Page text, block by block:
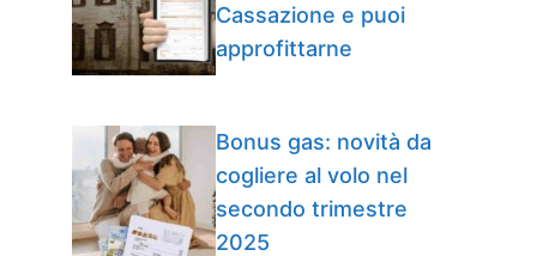
Cassazione e puoi
approfittarne
Bonus gas: novità da
cogliere al volo nel
secondo trimestre
2025